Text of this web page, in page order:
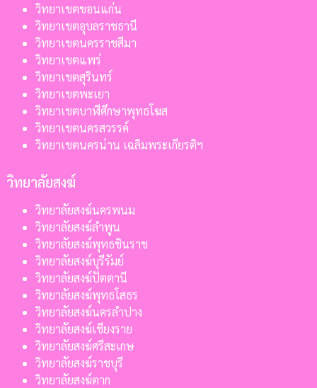
วิทยาเขตขอนแก่น
วิทยาเขตอุบลราชธานี
วิทยาเขตนครราชสีมา
วิทยาเขตแพร่
วิทยาเขตสุรินทร์
วิทยาเขตพะเยา
วิทยาเขตบาฬีศึกษาพุทธโฆส
วิทยาเขตนครสวรรค์
วิทยาเขตนครน่าน เฉลิมพระเกียรติฯ
วิทยาลัยสงฆ์
วิทยาลัยสงฆ์นครพนม
วิทยาลัยสงฆ์ลำพูน
วิทยาลัยสงฆ์พุทธชินราช
วิทยาลัยสงฆ์บุรีรัมย์
วิทยาลัยสงฆ์ปัตตานี
วิทยาลัยสงฆ์พุทธโสธร
วิทยาลัยสงฆ์นครลำปาง
วิทยาลัยสงฆ์เชียงราย
วิทยาลัยสงฆ์ศรีสะเกษ
วิทยาลัยสงฆ์ราชบุรี
วิทยาลัยสงฆ์ตาก